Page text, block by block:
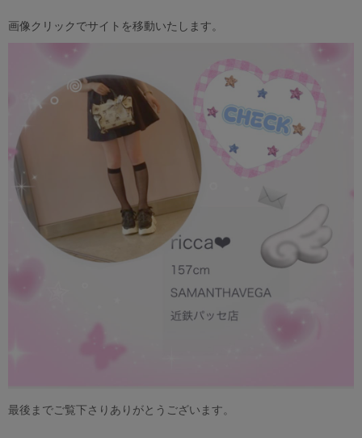
画像クリックでサイトを移動いたします。
最後までご覧下さりありがとうございます。